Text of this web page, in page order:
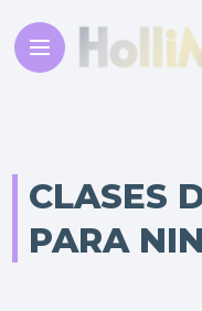
CLASES
PARA